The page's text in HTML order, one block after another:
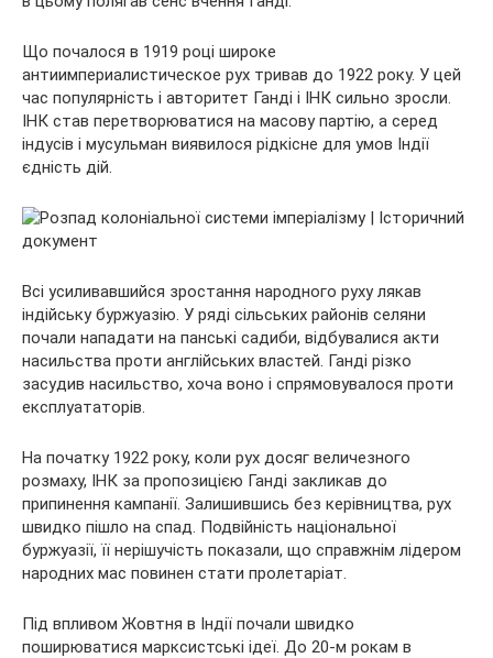
Що почалося в 1919 році широке
антиимпериалистическое рух тривав до 1922 року. У цей
час популярність і авторитет Ганді і ІНК сильно зросли.
ІНК став перетворюватися на масову партію, а серед
індусів і мусульман виявилося рідкісне для умов Індії
єдність дій.
Всі усиливавшийся зростання народного руху лякав
індійську буржуазію. У ряді сільських районів селяни
почали нападати на панські садиби, відбувалися акти
насильства проти англійських властей. Ганді різко
засудив насильство, хоча воно і спрямовувалося проти
експлуататорів.
На початку 1922 року, коли рух досяг величезного
розмаху, ІНК за пропозицією Ганді закликав до
припинення кампанії. Залишившись без керівництва, рух
швидко пішло на спад. Подвійність національної
буржуазії, її нерішучість показали, що справжнім лідером
народних мас повинен стати пролетаріат.
Під впливом Жовтня в Індії почали швидко
поширюватися марксистські ідеї. До 20-м рокам в